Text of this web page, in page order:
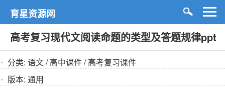
育星资源网
高考复习现代文阅读命题的类型及答题规律ppt
分类: 语文/高中课件/高考复习课件
版本: 通用